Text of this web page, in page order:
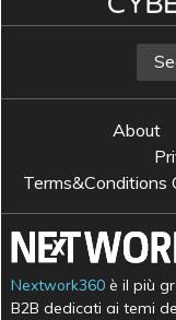
About
Terms&Conditions
Nextwork360 è il più
B2B dedicati ai temi